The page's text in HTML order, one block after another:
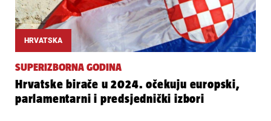
HRVATSKA
SUPERIZBORNA GODINA
Hrvatske birače u 2024. očekuju europski,
parlamentarni i predsjednički izbori